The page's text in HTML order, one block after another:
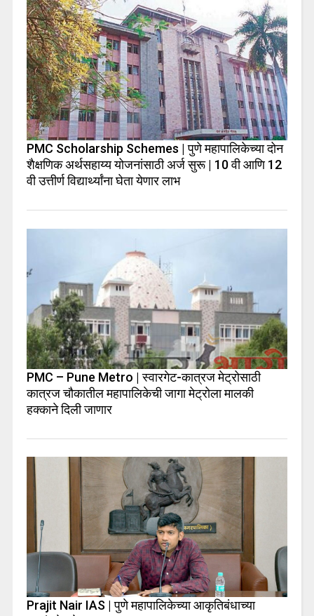
PMC Scholarship Schemes | पुणे महापालिकेच्या दोन
शैक्षणिक अर्थसहाय्य योजनांसाठी अर्ज सुरू | 10 वी आणि 12
वी उत्तीर्ण विद्यार्थ्यांना घेता येणार लाभ
PMC – Pune Metro | स्वारगेट-कात्रज मेट्रोसाठी
कात्रज चौकातील महापालिकेची जागा मेट्रोला मालकी
हक्काने दिली जाणार
Prajit Nair IAS | पुणे महापालिकेच्या आकृतिबंधाच्या